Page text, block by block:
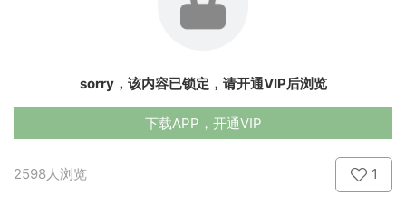
sorry，该内容已锁定，请开通VIP后浏览
下载APP，开通VIP
2598人浏览 1